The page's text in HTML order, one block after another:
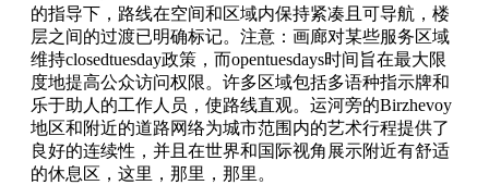
的指导下，路线在空间和区域内保持紧凑且可导航，楼
层之间的过渡已明确标记。注意：画廊对某些服务区域
维持closedtuesday政策，而opentuesdays时间旨在最大限
度地提高公众访问权限。许多区域包括多语种指示牌和
乐于助人的工作人员，使路线直观。运河旁的Birzhevoy
地区和附近的道路网络为城市范围内的艺术行程提供了
良好的连续性，并且在世界和国际视角展示附近有舒适
的休息区，这里，那里，那里。